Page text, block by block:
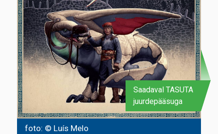
foto: © Luís Melo
Saadaval TASUTA
juurdepääsuga